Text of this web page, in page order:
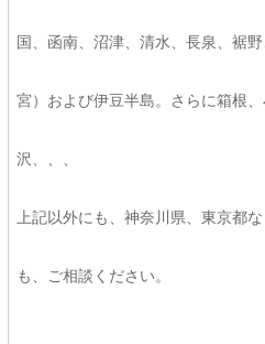
国、函南、沼津、清水、長泉、裾
宮）および伊豆半島。さらに箱根
沢、、、
上記以外にも、神奈川県、東京都
も、ご相談ください。